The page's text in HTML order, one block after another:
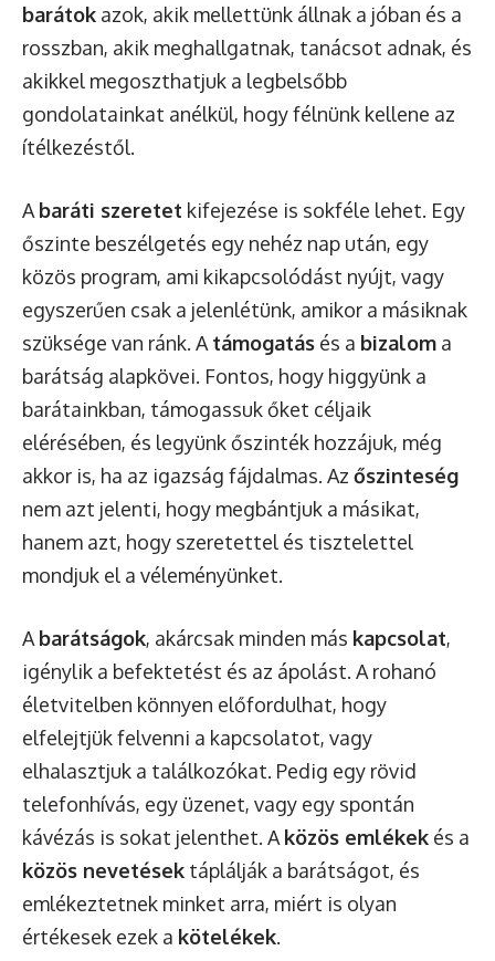
barátok azok, akik mellettünk állnak a jóban és a
rosszban, akik meghallgatnak, tanácsot adnak, és
akikkel megoszthatjuk a legbelsőbb
gondolatainkat anélkül, hogy félnünk kellene az
ítélkezéstől.
A baráti szeretet kifejezése is sokféle lehet. Egy
őszinte beszélgetés egy nehéz nap után, egy
közös program, ami kikapcsolódást nyújt, vagy
egyszerűen csak a jelenlétünk, amikor a másiknak
szüksége van ránk. A támogatás és a bizalom a
barátság alapkövei. Fontos, hogy higgyünk a
barátainkban, támogassuk őket céljaik
elérésében, és legyünk őszinték hozzájuk, még
akkor is, ha az igazság fájdalmas. Az őszinteség
nem azt jelenti, hogy megbántjuk a másikat,
hanem azt, hogy szeretettel és tisztelettel
mondjuk el a véleményünket.
A barátságok, akárcsak minden más kapcsolat,
igénylik a befektetést és az ápolást. A rohanó
életvitelben könnyen előfordulhat, hogy
elfelejtjük felvenni a kapcsolatot, vagy
elhalasztjuk a találkozókat. Pedig egy rövid
telefonhívás, egy üzenet, vagy egy spontán
kávézás is sokat jelenthet. A közös emlékek és a
közös nevetések táplálják a barátságot, és
emlékeztetnek minket arra, miért is olyan
értékesek ezek a kötelékek.